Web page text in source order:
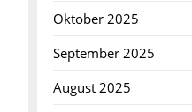
Oktober 2025
September 2025
August 2025